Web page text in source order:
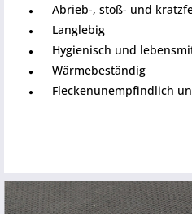
Abrieb-, stoß- und
Langlebig
Hygienisch und
Wärmebeständig
Fleckenunempfindlich